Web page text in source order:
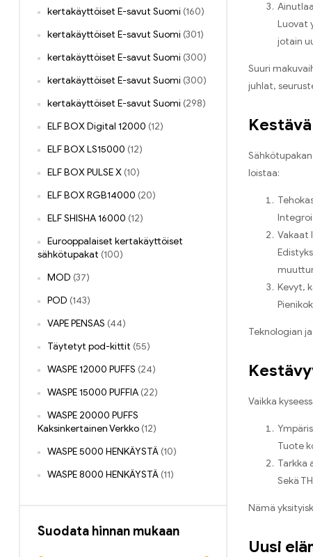
Luovat
jotain
Suuri
juhlat,
loistaa:
Vakaat
Kevyt,
Teknologian
Vaikka
Tuote
Tarkka
Sekä
Nämä
Uusi
kertakäyttöiset E-savut Suomi (160)
kertakäyttöiset E-savut Suomi (301)
kertakäyttöiset E-savut Suomi (300)
kertakäyttöiset E-savut Suomi (300)
kertakäyttöiset E-savut Suomi (298)
ELF BOX Digital 12000 (12)
ELF BOX LS15000 (12)
ELF BOX PULSE X (10)
ELF BOX RGB14000 (20)
ELF SHISHA 16000 (12)
Eurooppalaiset kertakäyttöiset
sähkötupakat (100)
MOD (37)
POD (143)
VAPE PENSAS (44)
Täytetyt pod-kittit (55)
WASPE 12000 PUFFS (24)
WASPE 15000 PUFFIA (22)
WASPE 20000 PUFFS
Kaksinkertainen Verkko (12)
WASPE 5000 HENKÄYSTÄ (10)
WASPE 8000 HENKÄYSTÄ (11)
Suodata hinnan mukaan